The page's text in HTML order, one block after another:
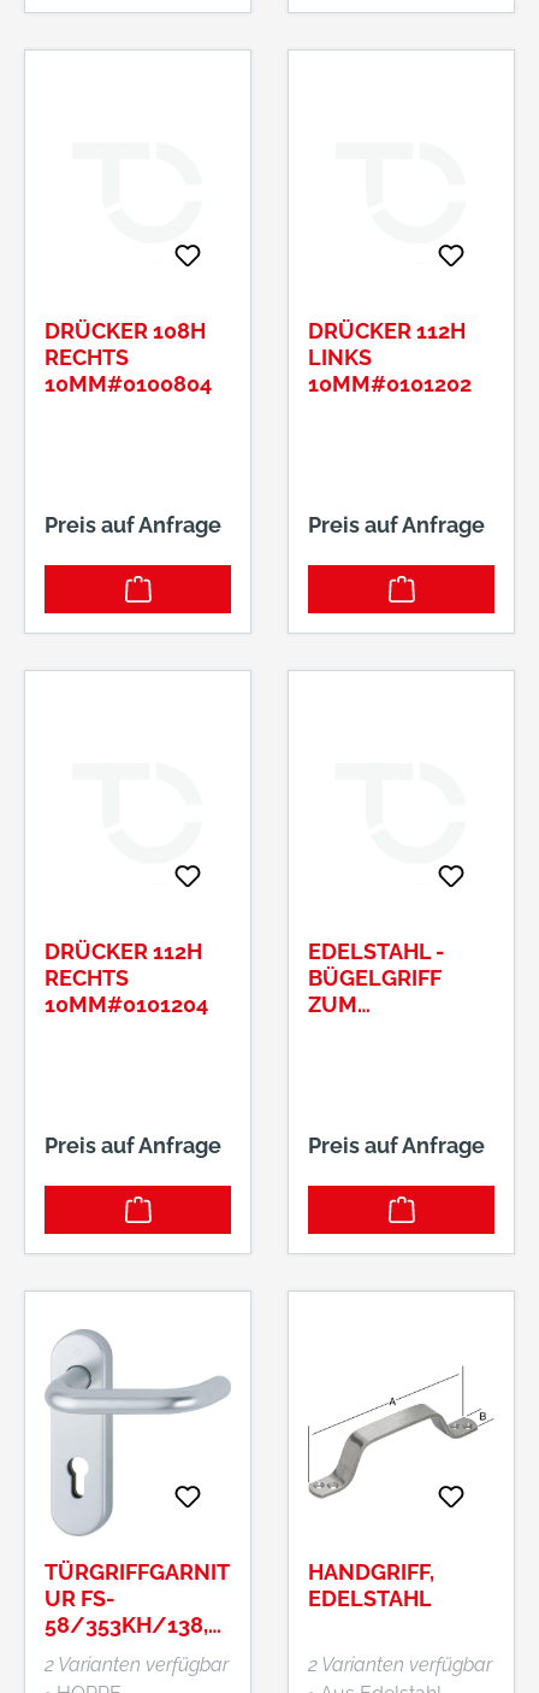
DRÜCKER 108H
RECHTS
10MM#0100804
Preis auf Anfrage
DRÜCKER 112H
LINKS
10MM#0101202
Preis auf Anfrage
DRÜCKER 112H
RECHTS
10MM#0101204
Preis auf Anfrage
EDELSTAHL -
BÜGELGRIFF
ZUM
Preis auf Anfrage
TÜRGRIFFGARNIT
UR FS-
58/353KH/138,
SERIE PARIS
2 Varianten verfügbar
HANDGRIFF,
EDELSTAHL
2 Varianten verfügbar